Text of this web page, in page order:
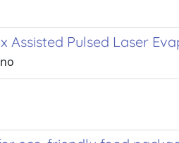
Pulsed Laser